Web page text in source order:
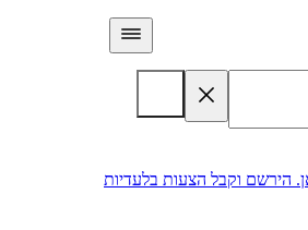
וקבל הצעות בלעדיות